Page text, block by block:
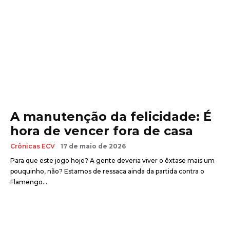
A manutenção da felicidade: É
hora de vencer fora de casa
Crônicas ECV
17 de maio de 2026
Para que este jogo hoje? A gente deveria viver o êxtase mais um
pouquinho, não? Estamos de ressaca ainda da partida contra o
Flamengo...